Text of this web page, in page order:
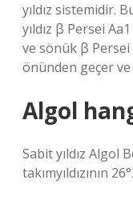
yıldız sistemidir.
yıldız β Persei
ve sönük β
önünden geçer
Algol
Sabit yıldız Algol
takımyıldızının